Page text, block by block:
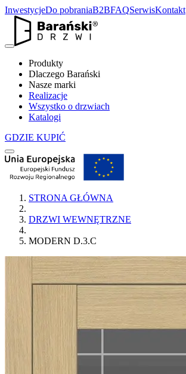
InwestycjeDo pobraniaB2BFAQSerwisKontakt
Produkty
Dlaczego Barański
Nasze marki
Realizacje
Wszystko o drzwiach
Katalogi
GDZIE KUPIĆ
STRONA GŁÓWNA
DRZWI WEWNĘTRZNE
MODERN D.3.C